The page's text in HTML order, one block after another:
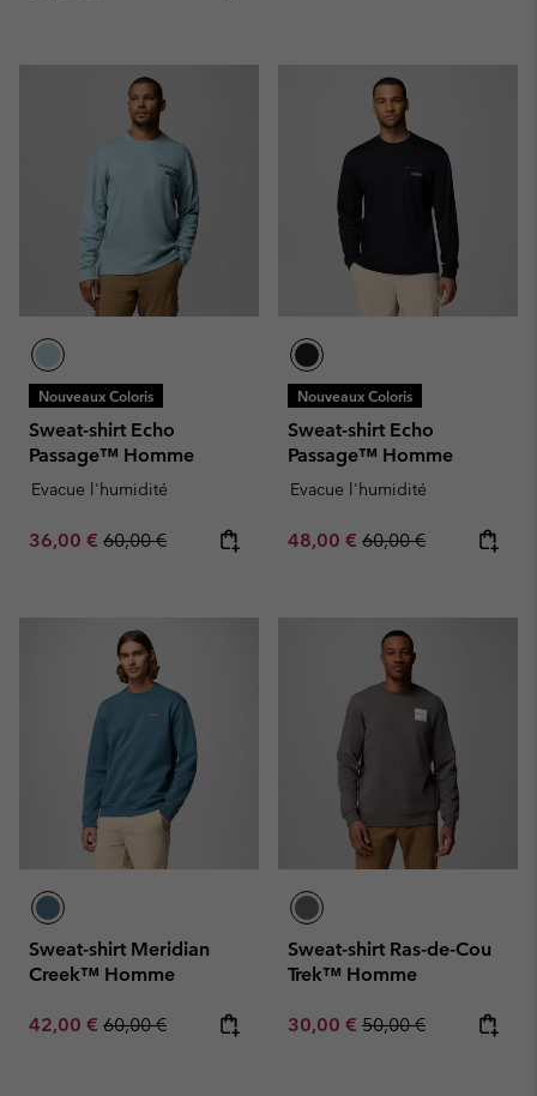
Nouveaux Coloris
Sweat-shirt Echo
Passage™ Homme
Evacue l'humidité
Sale price:
36,00 € Regular price:
60,00 €
Nouveaux Coloris
Sweat-shirt Echo
Passage™ Homme
Evacue l'humidité
Sale price:
48,00 € Regular price:
60,00 €
Sweat-shirt Meridian
Creek™ Homme
Sale price:
42,00 € Regular price:
60,00 €
Sweat-shirt Ras-de-Cou
Trek™ Homme
Sale price:
30,00 € Regular price:
50,00 €